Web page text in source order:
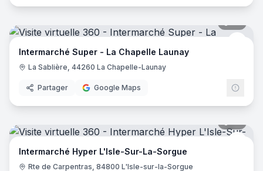
Intermarché Super - La Chapelle Launay
La Sablière, 44260 La Chapelle-Launay
Partager Google Maps
Intermarché Hyper L'Isle-Sur-La-Sorgue
Rte de Carpentras, 84800 L'Isle-sur-la-Sorgue